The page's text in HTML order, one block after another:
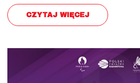
CZYTAJ WIĘCEJ